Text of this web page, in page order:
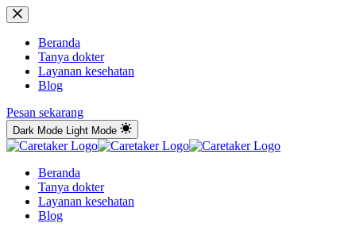
Skip
to
contentBeranda
Tanya dokter
Layanan kesehatan
Blog
Pesan sekarang
Dark Mode Light Mode
Beranda
Tanya dokter
Layanan kesehatan
Blog